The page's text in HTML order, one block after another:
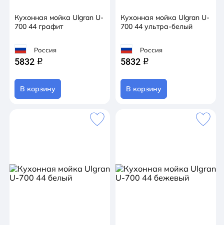
Кухонная мойка Ulgran U-
700 44 графит
Россия
5832 q
В корзину
Кухонная мойка Ulgran U-
700 44 ультра-белый
Россия
5832 q
В корзину